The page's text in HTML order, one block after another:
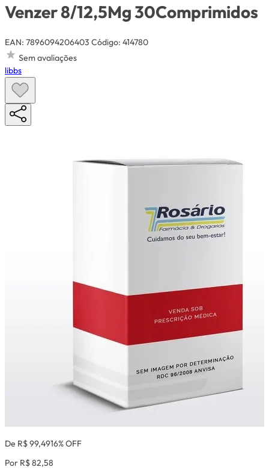
Venzer 8/12,5Mg 30Comprimidos
EAN: 7896094206403 Código: 414780
Sem avaliações
libbs
De R$ 99,4916% OFF
Por R$ 82,58